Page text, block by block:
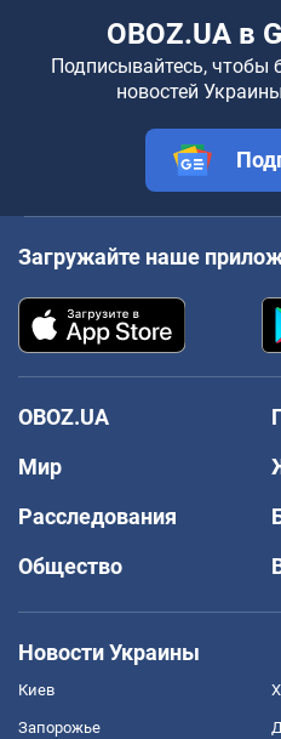
OBOZ.UA в
Подписывайтесь, чтобы
новостей
Загружайте наше
OBOZ.UA
Мир
Расследования
Общество
Новости Украины
Киев
Запорожье